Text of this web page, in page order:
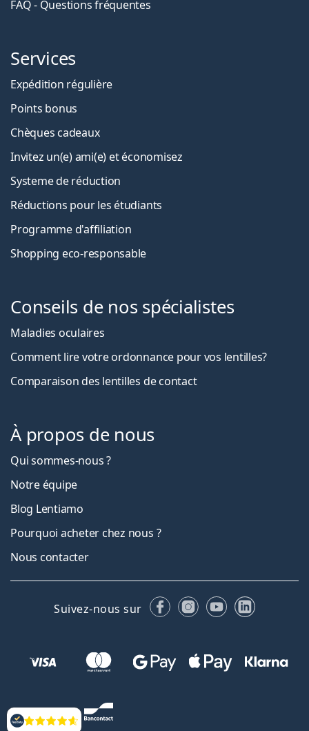
Évaluation
FAQ - Questions fréquentes
Services
Expédition régulière
Points bonus
Chèques cadeaux
Invitez un(e) ami(e) et économisez
Systeme de réduction
Réductions pour les étudiants
Programme d'affiliation
Shopping eco-responsable
Conseils de nos spécialistes
Maladies oculaires
Comment lire votre ordonnance pour vos lentilles?
Comparaison des lentilles de contact
À propos de nous
Qui sommes-nous ?
Notre équipe
Blog Lentiamo
Pourquoi acheter chez nous ?
Nous contacter
Suivez-nous sur FacebookInstagram
YouTubeLinkedIn